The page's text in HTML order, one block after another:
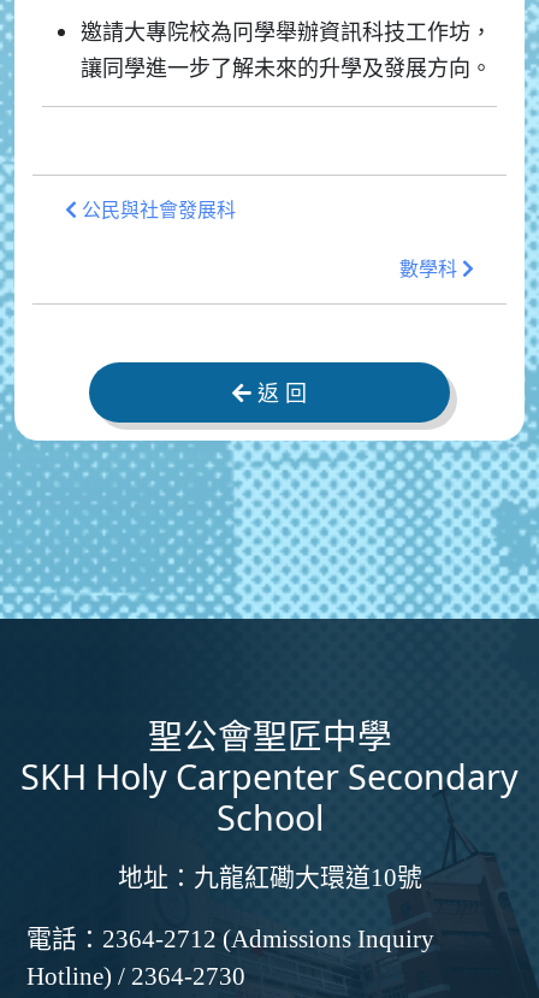
邀請大專院校為冋學舉辦資訊科技工作坊，
讓同學進一步了解未來的升學及發展方向。
公民與社會發展科
數學科
返 回
聖公會聖匠中學
SKH Holy Carpenter Secondary
School
地址： 九龍紅磡大環道10號
電話： 2364-2712 (Admissions Inquiry
Hotline) / 2364-2730